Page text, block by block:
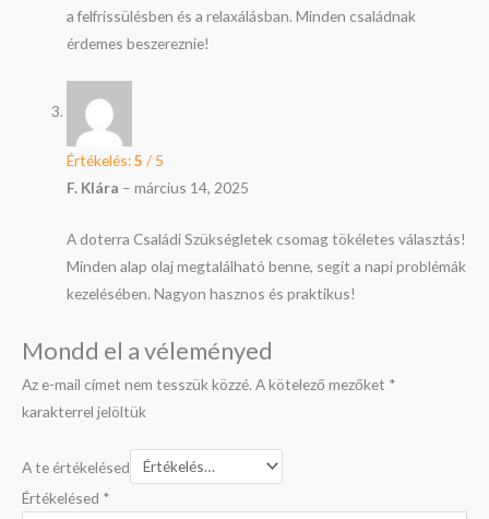
a felfrissülésben és a relaxálásban. Minden családnak
érdemes beszereznie!
Értékelés:5 / 5
F. Klára – március 14, 2025
A doterra Családi Szükségletek csomag tökéletes választás!
Minden alap olaj megtalálható benne, segít a napi problémák
kezelésében. Nagyon hasznos és praktikus!
Mondd el a véleményed
Az e-mail címet nem tesszük közzé. A kötelező mezőket *
karakterrel jelöltük
A te értékelésed
Értékelésed *